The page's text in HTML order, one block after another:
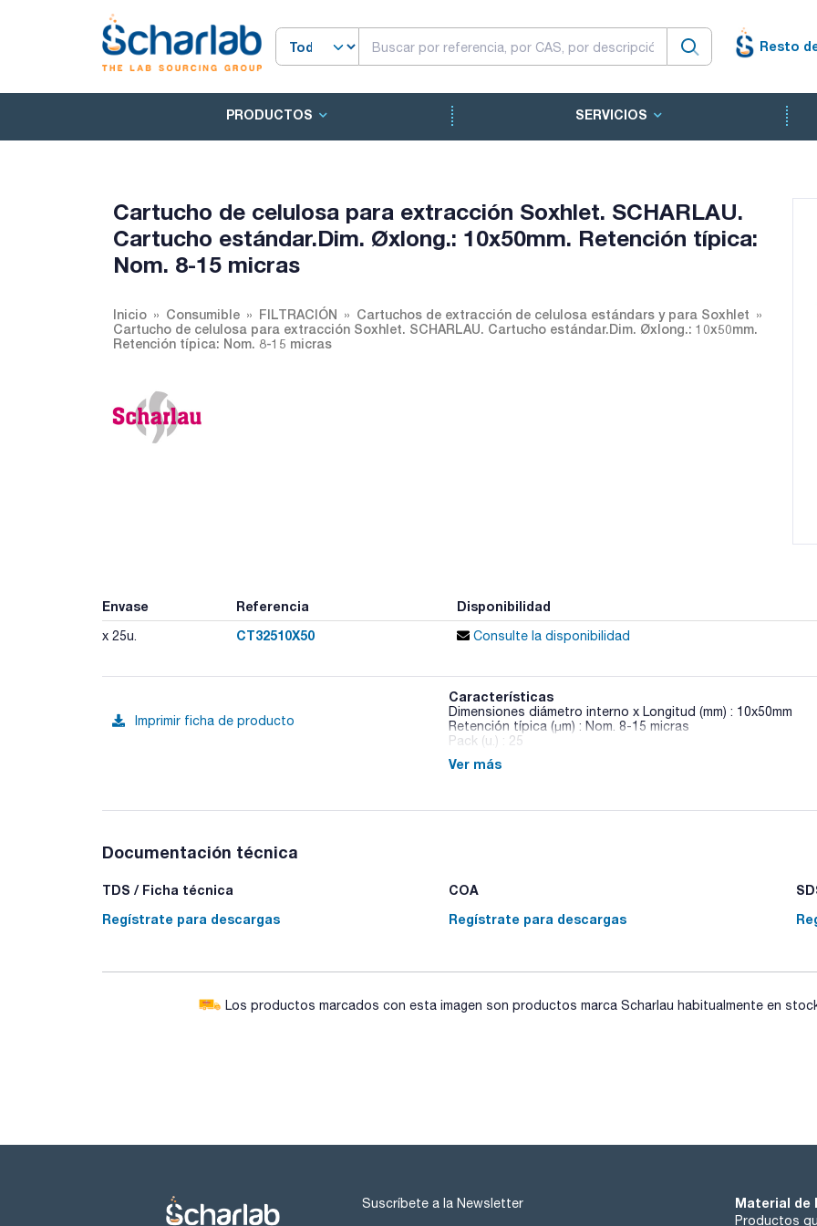
Resto
PRODUCTOS SERVICIOS
Cartucho de celulosa para extracción Soxhlet. SCHARLAU.
Cartucho estándar.Dim. Øxlong.: 10x50mm. Retención típica:
Nom. 8-15 micras
Inicio Consumible FILTRACIÓN
Cartuchos de extracción de celulosa estándars y para Soxhlet
Cartucho de celulosa para extracción Soxhlet. SCHARLAU. Cartucho estándar.Dim. Øxlong.: 10x50mm.
Retención típica: Nom. 8-15 micras
Envase Referencia Disponibilidad
x 25u. CT32510X50 Consulte la disponibilidad
Imprimir ficha de producto
Características
Dimensiones diámetro interno x Longitud (mm) : 10x50mm
Retención típica (µm) : Nom. 8-15 micras
Pack (u.) : 25
Los cartuchos de extracción se fabrican con línteres de
1,5mm, y contenido en cenizas inferior al 0,2%. La gama
Ver más
Documentación técnica
TDS / Ficha técnica
Regístrate para descargas
COA
Regístrate para descargas
Los productos marcados con esta imagen son productos marca Scharlau habitualmente en
Suscríbete a la Newsletter Material de
Productos